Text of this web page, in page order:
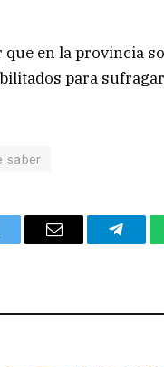
que en la provincia
para
saber
Email